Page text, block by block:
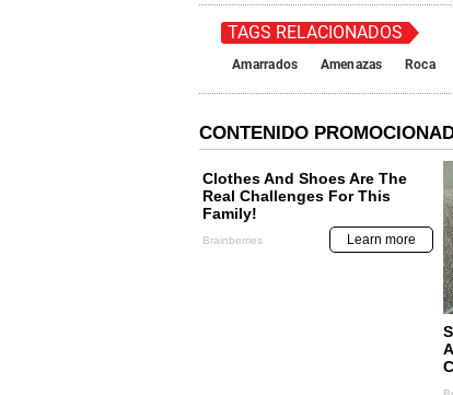
TAGS RELACIONADOS
Amarrados
Amenazas Roca